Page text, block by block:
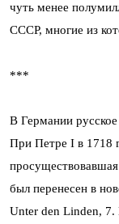
чуть менее
СССР, многие из
***
В Германии русское
При Петре I в 1718
был перенесен в
Unter den Linden, 7.